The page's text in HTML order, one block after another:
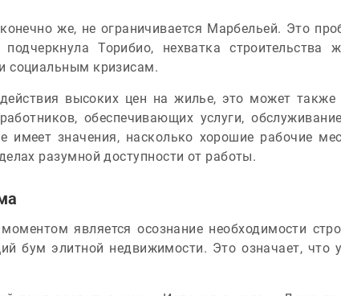
же, не ограничивается Марбельей. Это
Торибиo, нехватка строительства
социальным кризисам.
высоких цен на жилье, это может также
обеспечивающих услуги,
значения, насколько хорошие рабочие
разумной доступности от работы.
является осознание необходимости
бум элитной недвижимости. Это означает, что